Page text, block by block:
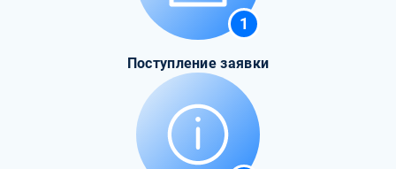
1
Поступление заявки